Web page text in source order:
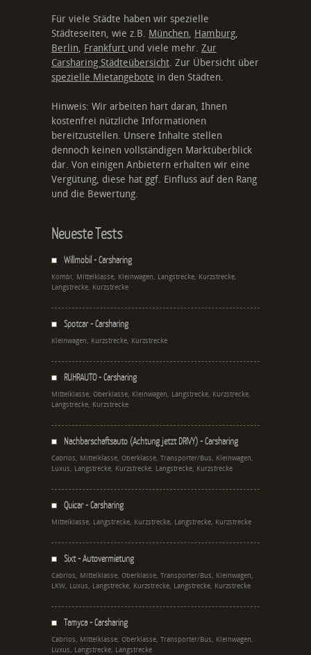
Für viele Städte haben wir spezielle
Städteseiten, wie z.B. München, Hamburg,
Berlin, Frankfurt und viele mehr. Zur
Carsharing Städteübersicht. Zur Übersicht über
spezielle Mietangebote in den Städten.
Hinweis: Wir arbeiten hart daran, Ihnen
kostenfrei nützliche Informationen
bereitzustellen. Unsere Inhalte stellen
dennoch keinen vollständigen Marktüberblick
dar. Von einigen Anbietern erhalten wir eine
Vergütung, diese hat ggf. Einfluss auf den Rang
und die Bewertung.
Neueste Tests
Willmobil - Carsharing
Kombi, Mittelklasse, Kleinwagen, Langstrecke, Kurzstrecke,
Langstrecke, Kurzstrecke
Spotcar - Carsharing
Kleinwagen, Kurzstrecke, Kurzstrecke
RUHRAUTO - Carsharing
Mittelklasse, Oberklasse, Kleinwagen, Langstrecke, Kurzstrecke,
Langstrecke, Kurzstrecke
Nachbarschaftsauto (Achtung jetzt DRIVY) - Carsharing
Cabrios, Mittelklasse, Oberklasse, Transporter/Bus, Kleinwagen,
Luxus, Langstrecke, Kurzstrecke, Langstrecke, Kurzstrecke
Quicar - Carsharing
Mittelklasse, Langstrecke, Kurzstrecke, Langstrecke, Kurzstrecke
Sixt - Autovermietung
Cabrios, Mittelklasse, Oberklasse, Transporter/Bus, Kleinwagen,
LKW, Luxus, Langstrecke, Kurzstrecke, Langstrecke, Kurzstrecke
Tamyca - Carsharing
Cabrios, Mittelklasse, Oberklasse, Transporter/Bus, Kleinwagen,
Luxus, Langstrecke, Langstrecke